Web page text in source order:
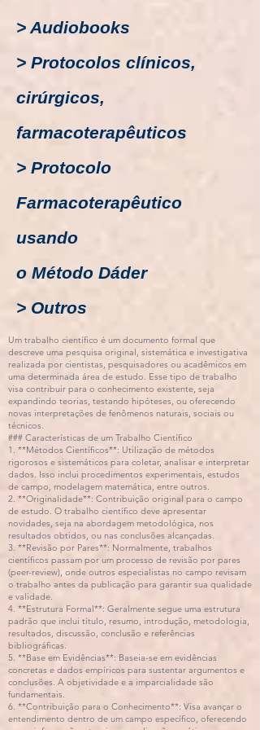
> Audiobooks
> Protocolos clínicos,
cirúrgicos,
farmacoterapêuticos
> Protocolo
Farmacoterapêutico
usando
o Método Dáder
> Outros
Um trabalho científico é um documento formal que
descreve uma pesquisa original, sistemática e investigativa
realizada por cientistas, pesquisadores ou acadêmicos em
uma determinada área de estudo. Esse tipo de trabalho
visa contribuir para o conhecimento existente, seja
expandindo teorias, testando hipóteses, ou oferecendo
novas interpretações de fenômenos naturais, sociais ou
técnicos.
### Características de um Trabalho Científico
1. **Métodos Científicos**: Utilização de métodos
rigorosos e sistemáticos para coletar, analisar e interpretar
dados. Isso inclui procedimentos experimentais, estudos
de campo, modelagem matemática, entre outros.
2. **Originalidade**: Contribuição original para o campo
de estudo. O trabalho científico deve apresentar
novidades, seja na abordagem metodológica, nos
resultados obtidos, ou nas conclusões alcançadas.
3. **Revisão por Pares**: Normalmente, trabalhos
científicos passam por um processo de revisão por pares
(peer-review), onde outros especialistas no campo revisam
o trabalho antes da publicação para garantir sua qualidade
e validade.
4. **Estrutura Formal**: Geralmente segue uma estrutura
padrão que inclui título, resumo, introdução, metodologia,
resultados, discussão, conclusão e referências
bibliográficas.
5. **Base em Evidências**: Baseia-se em evidências
concretas e dados empíricos para sustentar argumentos e
conclusões. A objetividade e a imparcialidade são
fundamentais.
6. **Contribuição para o Conhecimento**: Visa avançar o
entendimento dentro de um campo específico, oferecendo